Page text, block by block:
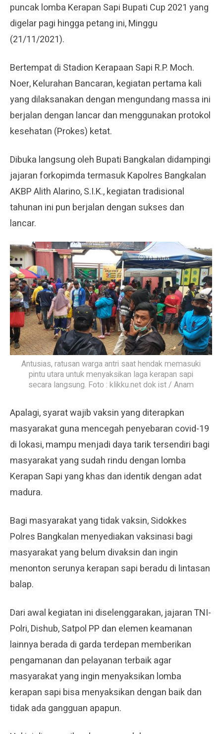
puncak lomba Kerapan Sapi Bupati Cup 2021 yang
digelar pagi hingga petang ini, Minggu
(21/11/2021).
Bertempat di Stadion Kerapaan Sapi R.P. Moch.
Noer, Kelurahan Bancaran, kegiatan pertama kali
yang dilaksanakan dengan mengundang massa ini
berjalan dengan lancar dan menggunakan protokol
kesehatan (Prokes) ketat.
Dibuka langsung oleh Bupati Bangkalan didampingi
jajaran forkopimda termasuk Kapolres Bangkalan
AKBP Alith Alarino, S.I.K., kegiatan tradisional
tahunan ini pun berjalan dengan sukses dan
lancar.
Antusias, ratusan warga antri saat hendak memasuki
pintu utara untuk menyaksikan laga kerapan sapi
secara langsung. Foto : klikku.net dok ist / Anam
Apalagi, syarat wajib vaksin yang diterapkan
masyarakat guna mencegah penyebaran covid-19
di lokasi, mampu menjadi daya tarik tersendiri bagi
masyarakat yang sudah rindu dengan lomba
Kerapan Sapi yang khas dan identik dengan adat
madura.
Bagi masyarakat yang tidak vaksin, Sidokkes
Polres Bangkalan menyediakan vaksinasi bagi
masyarakat yang belum divaksin dan ingin
menonton serunya kerapan sapi beradu di lintasan
balap.
Dari awal kegiatan ini diselenggarakan, jajaran TNI-
Polri, Dishub, Satpol PP dan elemen keamanan
lainnya berada di garda terdepan memberikan
pengamanan dan pelayanan terbaik agar
masyarakat yang ingin menyaksikan lomba
kerapan sapi bisa menyaksikan dengan baik dan
tidak ada gangguan apapun.